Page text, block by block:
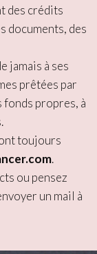
des crédits
documents, des
jamais à ses
prêtées par
fonds propres, à
toujours
.
ou pensez
un mail à